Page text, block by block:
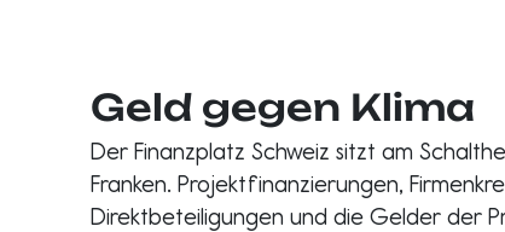
Geld gegen Klima
Der Finanzplatz Schweiz sitzt am
Franken. Projektfinanzierungen,
Direktbeteiligungen und die Gelder der